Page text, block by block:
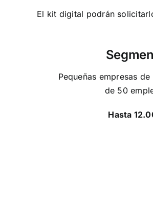
El kit digital podrán
Pequeñas empresas
de 50
Hasta